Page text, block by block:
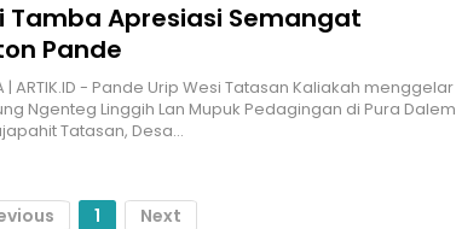
Tamba Apresiasi Semangat
Pande
| ARTIK.ID - Pande Urip Wesi Tatasan Kaliakah menggelar
Ngenteg Linggih Lan Mupuk Pedagingan di Pura Dalem
Tatasan, Desa…
1 Next